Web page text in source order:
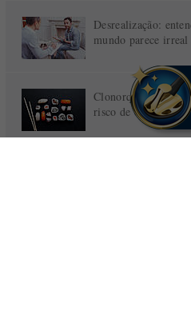
Desrealização:
mundo parece
Clonorquíase:
risco de câncer das